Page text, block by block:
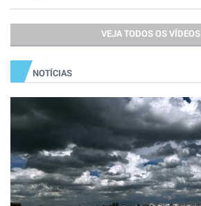
VEJA TODOS OS VÍDEOS
NOTÍCIAS